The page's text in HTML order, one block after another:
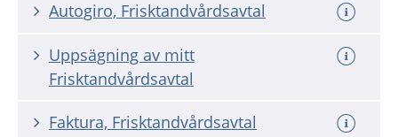
Autogiro, Frisktandvårdsavtal
Uppsägning av mitt
Frisktandvårdsavtal
Faktura, Frisktandvårdsavtal